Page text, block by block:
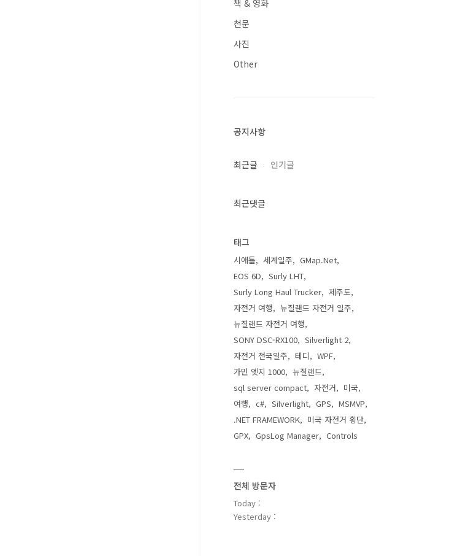
책 & 영화
천문
사진
Other
공지사항
최근글 인기글
최근댓글
태그
시애틀 세계일주
GMap.Net
EOS 6D
Surly LHT
Surly Long Haul Trucker
제주도
자전거 여행
뉴질랜드 자전거 일주
뉴질랜드 자전거 여행
SONY DSC-RX100
Silverlight 2
자전거 전국일주
테디
WPF
가민 엣지 1000
뉴질랜드
sql server compact
자전거
미국
여행
c# Silverlight GPS
MSMVP
.NET FRAMEWORK
미국 자전거 횡단
GPX
GpsLog Manager Controls
전체 방문자
Today :
Yesterday :